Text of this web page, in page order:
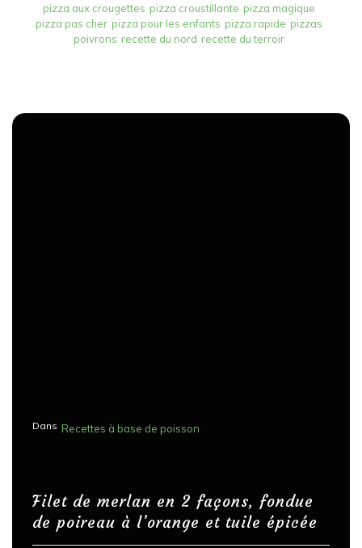
pizza aux crougettes pizza croustillante pizza magique
pizza pas cher pizza pour les enfants pizza rapide pizzas
poivrons recette du nord recette du terroir
Dans Recettes à base de poisson
Filet de merlan en 2 façons, fondue
de poireau à l’orange et tuile épicée